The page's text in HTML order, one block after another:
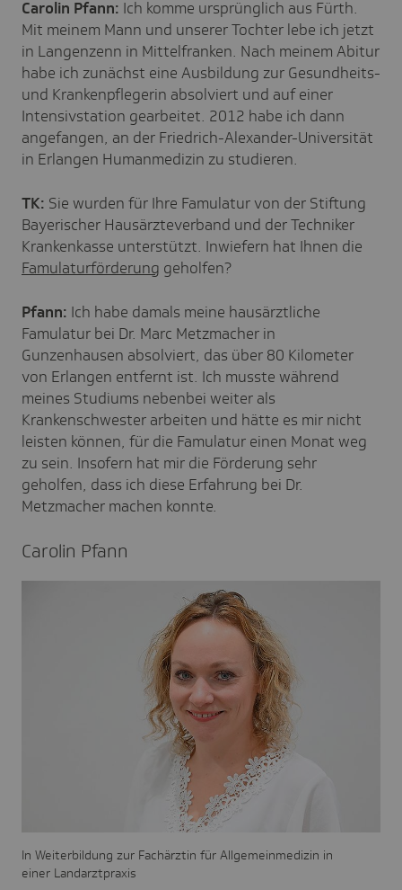
Carolin Pfann: Ich komme ursprünglich aus Fürth.
Mit meinem Mann und unserer Tochter lebe ich jetzt
in Langenzenn in Mittelfranken. Nach meinem Abitur
habe ich zunächst eine Ausbildung zur Gesundheits-
und Krankenpflegerin absolviert und auf einer
Intensivstation gearbeitet. 2012 habe ich dann
angefangen, an der Friedrich-Alexander-Universität
in Erlangen Humanmedizin zu studieren.
TK: Sie wurden für Ihre Famulatur von der Stiftung
Bayerischer Hausärzteverband und der Techniker
Krankenkasse unterstützt. Inwiefern hat Ihnen die
Famulaturförderung geholfen?
Pfann: Ich habe damals meine hausärztliche
Famulatur bei Dr. Marc Metzmacher in
Gunzenhausen absolviert, das über 80 Kilometer
von Erlangen entfernt ist. Ich musste während
meines Studiums nebenbei weiter als
Krankenschwester arbeiten und hätte es mir nicht
leisten können, für die Famulatur einen Monat weg
zu sein. Insofern hat mir die Förderung sehr
geholfen, dass ich diese Erfahrung bei Dr.
Metzmacher machen konnte.
Carolin Pfann
In Weiterbildung zur Fachärztin für Allgemeinmedizin in
einer Landarztpraxis